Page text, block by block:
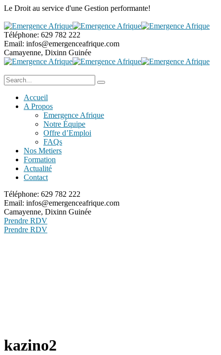
Le Droit au service d'une Gestion performante!
Téléphone: 629 782 222
Email: infos@emergenceafrique.com
Camayenne, Dixinn Guinée
Accueil
A Propos
Emergence Afrique
Notre Équipe
Offre d’Emploi
FAQs
Nos Metiers
Formation
Actualité
Contact
Téléphone: 629 782 222
Email: infos@emergenceafrique.com
Camayenne, Dixinn Guinée
Prendre RDV
Prendre RDV
kazino2